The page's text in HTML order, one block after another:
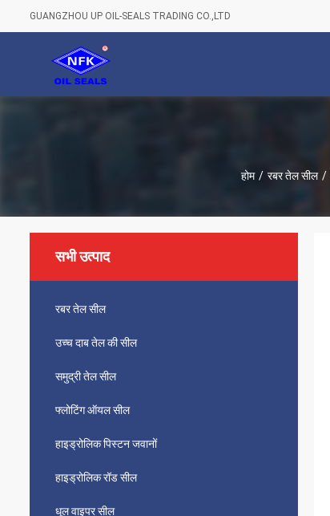
GUANGZHOU UP OIL-SEALS TRADING CO.,LTD
होम / रबर तेल सील /
सभी उत्पाद
रबर तेल सील
उच्च दाब तेल की सील
समुद्री तेल सील
फ्लोटिंग ऑयल सील
हाइड्रोलिक पिस्टन जवानों
हाइड्रोलिक रॉड सील
धूल वाइपर सील